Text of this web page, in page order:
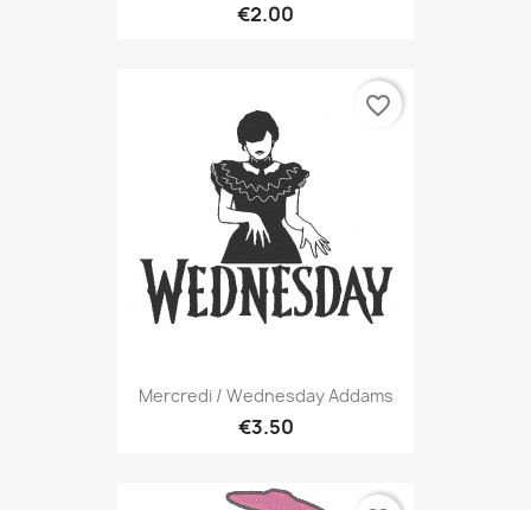
€2.00
Mercredi / Wednesday Addams
€3.50
favorite_border